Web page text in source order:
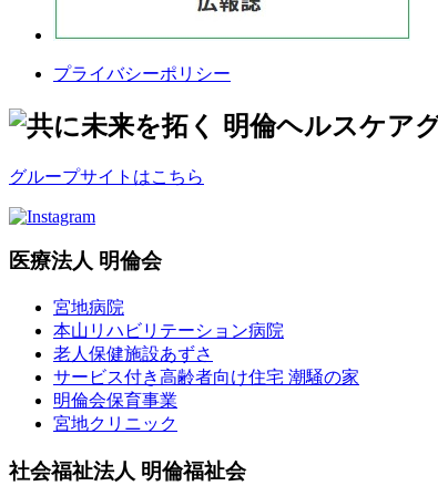
プライバシーポリシー
グループサイトはこちら
医療法人 明倫会
宮地病院
本山リハビリテーション病院
老人保健施設あずさ
サービス付き高齢者向け住宅 潮騒の家
明倫会保育事業
宮地クリニック
社会福祉法人 明倫福祉会